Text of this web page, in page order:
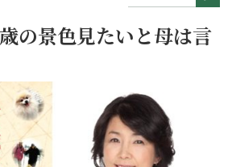
の景色見たいと母は言